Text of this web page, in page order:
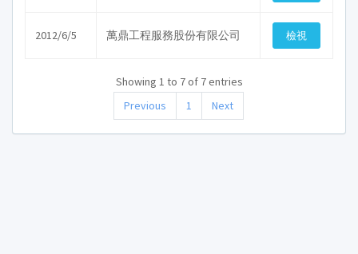
2012/6/5 萬鼎工程服務股份有限公司
Showing 1 to 7 of 7 entries
Previous
1 Next